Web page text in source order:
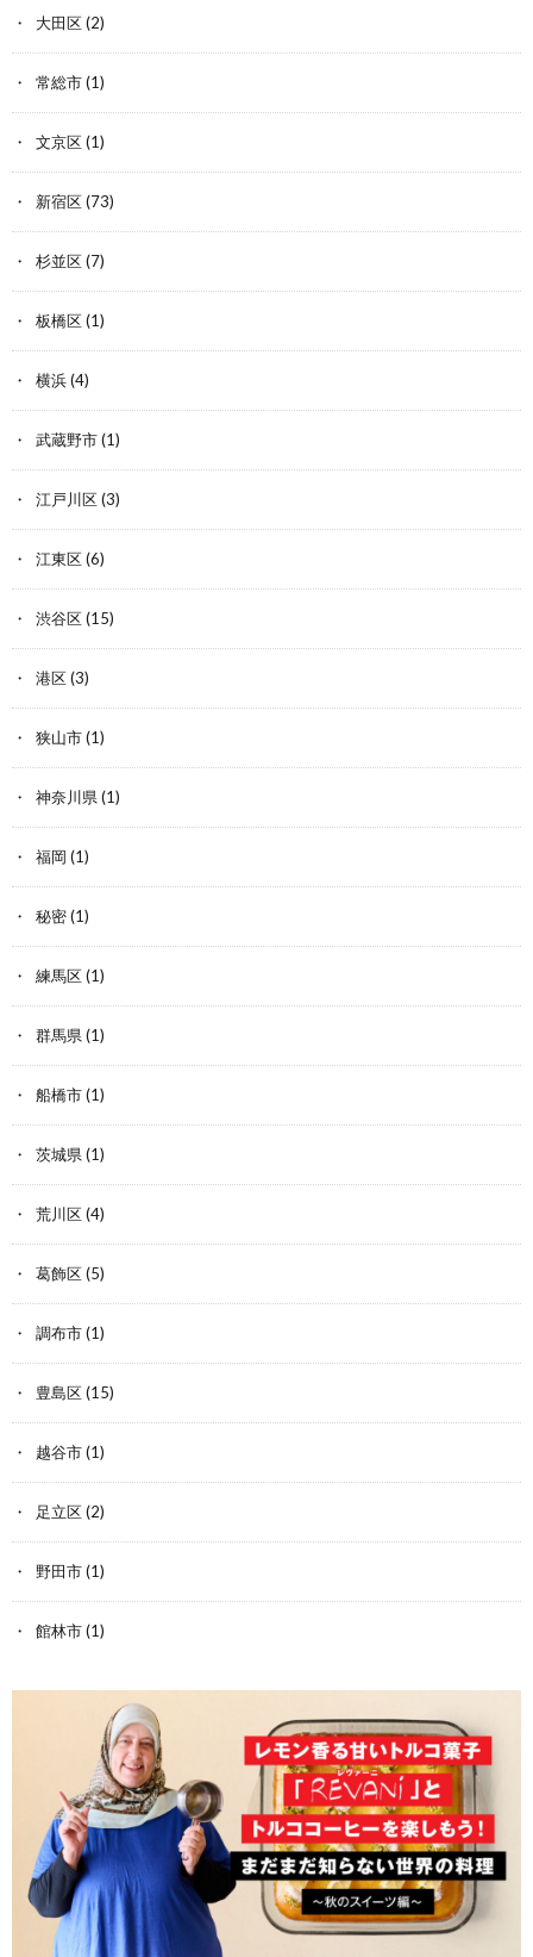
大田区(2)
常総市(1)
文京区(1)
新宿区(73)
杉並区(7)
板橋区(1)
横浜(4)
武蔵野市(1)
江戸川区(3)
江東区(6)
渋谷区(15)
港区(3)
狭山市(1)
神奈川県(1)
福岡 (1)
秘密(1)
練馬区(1)
群馬県(1)
船橋市(1)
茨城県(1)
荒川区(4)
葛飾区(5)
調布市(1)
豊島区(15)
越谷市(1)
足立区(2)
野田市(1)
館林市(1)